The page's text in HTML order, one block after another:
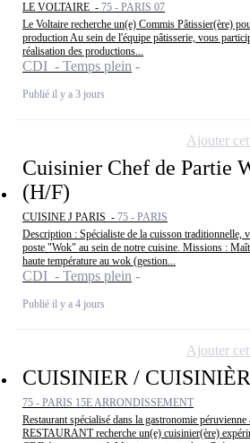
LE VOLTAIRE - 75 - PARIS 07
Le Voltaire recherche un(e) Commis Pâtissier(ère)
production Au sein de l'équipe pâtisserie, vous
réalisation des productions...
CDI - Temps plein
Publié il y a 3 jours
Cuisinier Chef de Partie
(H/F)
CUISINE J PARIS - 75 - PARIS
Description : Spécialiste de la cuisson traditionnelle,
poste "Wok" au sein de notre cuisine. Missions :
haute température au wok (gestion...
CDI - Temps plein
Publié il y a 4 jours
Ajouter
CUISINIER /
75 - PARIS 15E ARRONDISSEMENT
Restaurant spécialisé dans la gastronomie
RESTAURANT recherche un(e) cuisinier(ère)
Ajouter